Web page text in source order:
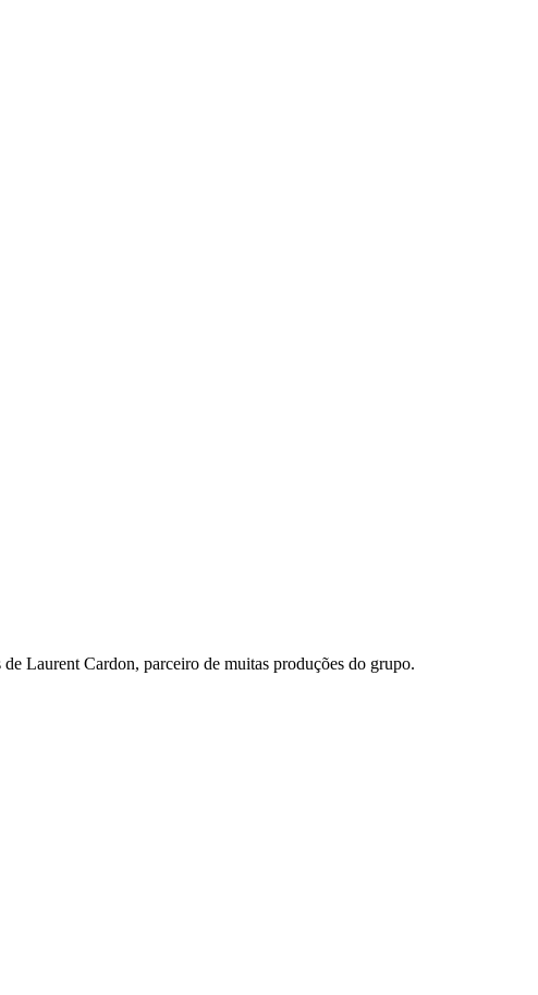
Laurent Cardon, parceiro de muitas produções do grupo.